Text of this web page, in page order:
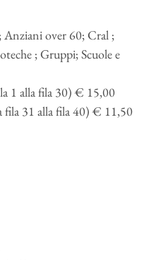
over 60; Cral ;
; Gruppi; Scuole e
1 alla fila 30) € 15,00
fila 31 alla fila 40) € 11,50